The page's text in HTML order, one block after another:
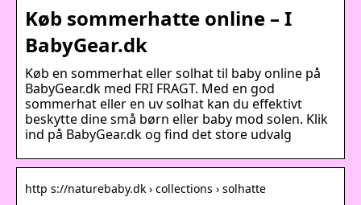
Køb sommerhatte online – I
BabyGear.dk
Køb en sommerhat eller solhat til baby online på
BabyGear.dk med FRI FRAGT. Med en god
sommerhat eller en uv solhat kan du effektivt
beskytte dine små børn eller baby mod solen. Klik
ind på BabyGear.dk og find det store udvalg
http s://naturebaby.dk › collections › solhatte